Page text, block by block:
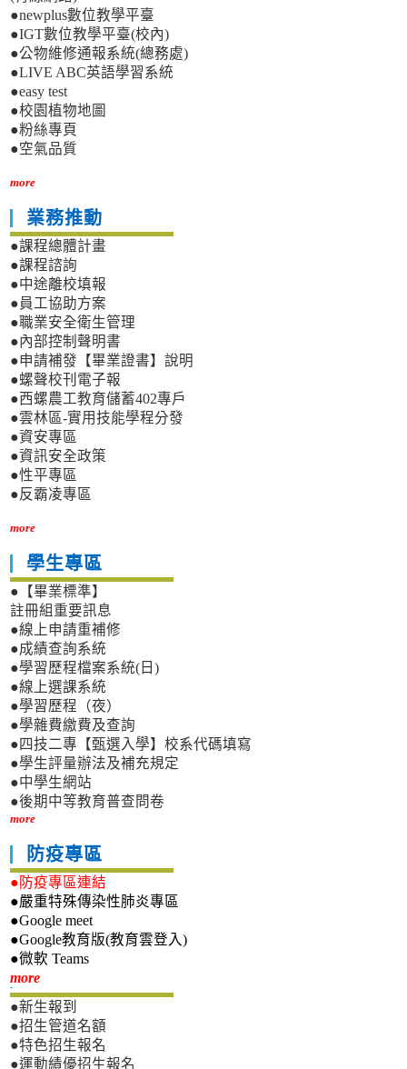
●newplus數位教學平臺
●IGT數位教學平臺(校內)
●公物維修通報系統(總務處)
●LIVE ABC英語學習系統
●easy test
●校園植物地圖
●粉絲專頁
●空氣品質
more
業務推動
●課程總體計畫
●課程諮詢
●中途離校填報
●員工協助方案
●職業安全衛生管理
●內部控制聲明書
●申請補發【畢業證書】說明
●螺聲校刊電子報
●西螺農工教育儲蓄402專戶
●雲林區-實用技能學程分發
●資安專區
●資訊安全政策
●性平專區
●反霸凌專區
more
學生專區
●【畢業標準】
註冊組重要訊息
●線上申請重補修
●成績查詢系統
●學習歷程檔案系統(日)
●線上選課系統
●學習歷程（夜）
●學雜費繳費及查詢
●四技二專【甄選入學】校系代碼填寫
●學生評量辦法及補充規定
●中學生網站
●後期中等教育普查問卷
more
防疫專區
●防疫專區連結
●嚴重特殊傳染性肺炎專區
●Google meet
●Google教育版(教育雲登入)
●微軟 Teams
more新生專區
●新生報到
●招生管道名額
●特色招生報名
●運動績優招生報名